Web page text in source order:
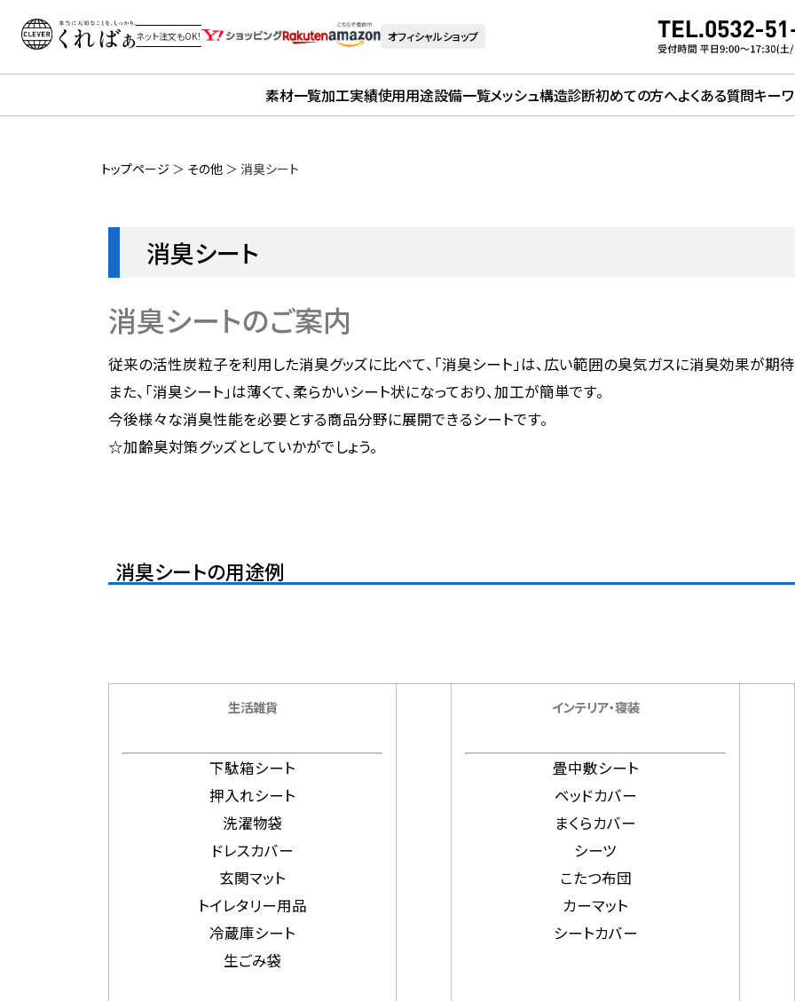
ネット注文もOK！ オフィシャルショップ
素材一覧加工実績使用用途設備一覧メッシュ構造診断初めての方へよくある質問キー
トップページ ＞ その他 ＞ 消臭シート
消臭シート
消臭シートのご案内
従来の活性炭粒子を利用した消臭グッズに比べて、「消臭シート」は、広い範囲の臭気ガスに消臭効果が期待
また、「消臭シート」は薄くて、柔らかいシート状になっており、加工が簡単です。
今後様々な消臭性能を必要とする商品分野に展開できるシートです。
☆加齢臭対策グッズとしていかがでしょう。
消臭シートの用途例
生活雑貨
下駄箱シート
押入れシート
洗濯物袋
ドレスカバー
玄関マット
トイレタリー用品
冷蔵庫シート
生ごみ袋
インテリア・寝装
畳中敷シート
ベッドカバー
まくらカバー
シーツ
こたつ布団
カーマット
シートカバー